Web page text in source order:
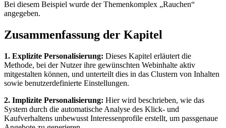
Bei diesem Beispiel wurde der Themenkomplex „Rauchen“
angegeben.
Zusammenfassung der Kapitel
1. Explizite Personalisierung: Dieses Kapitel erläutert die
Methode, bei der Nutzer ihre gewünschten Webinhalte aktiv
mitgestalten können, und unterteilt dies in das Clustern von Inhalten
sowie benutzerdefinierte Einstellungen.
2. Implizite Personalisierung: Hier wird beschrieben, wie das
System durch die automatische Analyse des Klick- und
Kaufverhaltens unbewusst Interessenprofile erstellt, um passgenaue